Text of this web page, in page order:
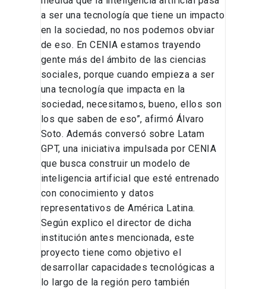
a ser una tecnología que tiene un impacto
en la sociedad, no nos podemos obviar
de eso. En CENIA estamos trayendo
gente más del ámbito de las ciencias
sociales, porque cuando empieza a ser
una tecnología que impacta en la
sociedad, necesitamos, bueno, ellos son
los que saben de eso”, afirmó Álvaro
Soto. Además conversó sobre Latam
GPT, una iniciativa impulsada por CENIA
que busca construir un modelo de
inteligencia artificial que esté entrenado
con conocimiento y datos
representativos de América Latina.
Según explico el director de dicha
institución antes mencionada, este
proyecto tiene como objetivo el
desarrollar capacidades tecnológicas a
lo largo de la región pero también